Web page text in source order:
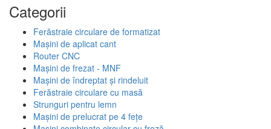
Categorii
Ferăstraie circulare de formatizat
Mașini de aplicat cant
Router CNC
Mașini de frezat - MNF
Mașini de îndreptat și rindeluit
Ferăstraie circulare cu masă
Strunguri pentru lemn
Mașini de prelucrat pe 4 fețe